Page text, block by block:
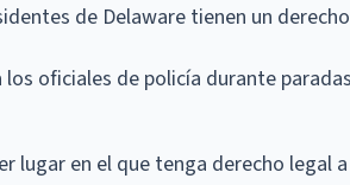
de Delaware tienen un
oficiales de policía durante
lugar en el que tenga derecho legal